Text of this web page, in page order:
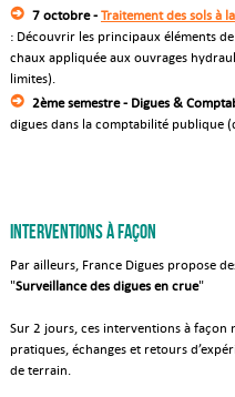
7 octobre - Traitement des sols à
: Découvrir les principaux éléments
chaux appliquée aux ouvrages
limites).
2ème semestre - Digues &
digues dans la comptabilité publique
Interventions à façon
Par ailleurs, France Digues propose
"Surveillance des digues en crue"
Sur 2 jours, ces interventions à
pratiques, échanges et retours
de terrain.